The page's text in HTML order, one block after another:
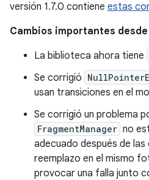
versión 1.7.0 contiene estas
Cambios importantes
La biblioteca ahora tiene
Se corrigió
usan transiciones en el
Se corrigió un problema
FragmentManager no
adecuado después de
reemplazo en el mismo
provocar una falla junto